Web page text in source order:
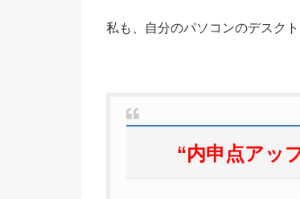
私も、自分のパソコンのデスク
“内申点アッ